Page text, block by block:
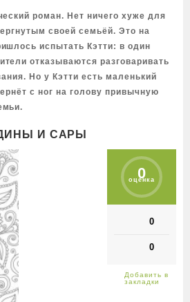
роман. Нет ничего хуже для
своей семьёй. Это на
испытать Кэтти: в один
отказываются разговаривать
Но у Кэтти есть маленький
с ног на голову привычную
И САРЫ
0
оценка
0
0